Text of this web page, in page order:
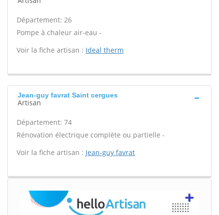
Département: 26
Pompe à chaleur air-eau -
Voir la fiche artisan : Ideal therm
Jean-guy favrat Saint cergues
Artisan
Département: 74
Rénovation électrique complète ou partielle -
Voir la fiche artisan : Jean-guy favrat